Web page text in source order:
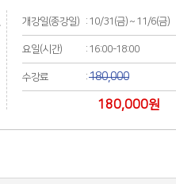
개강일(종강일) : 10/31(금) ~ 11/6(금)
요일(시간) : 16:00-18:00
수강료 :180,000
180,000원